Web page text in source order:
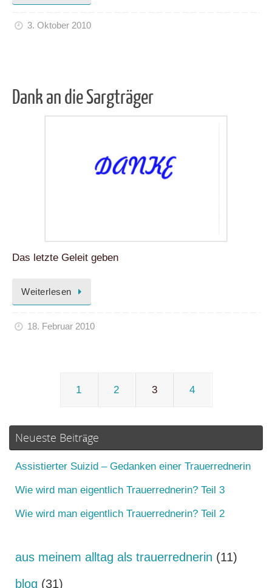
3. Oktober 2010
Dank an die Sargträger
Das letzte Geleit geben
Weiterlesen
18. Februar 2010
1 2 3 4
Neueste Beiträge
Assistierter Suizid – Gedanken einer Trauerrednerin
Wie wird man eigentlich Trauerrednerin? Teil 3
Wie wird man eigentlich Trauerrednerin? Teil 2
aus meinem alltag als trauerrednerin (11)
blog (31)